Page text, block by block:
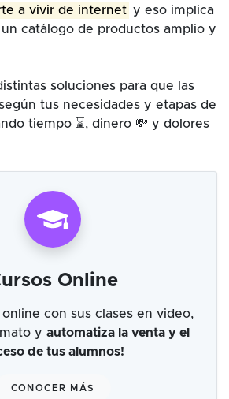
a vivir de internet y eso implica
catálogo de productos amplio y
soluciones para que las
tus necesidades y etapas de
tiempo ⌛, dinero 💸 y dolores
Online
con sus clases en video,
y automatiza la venta y el
de tus alumnos!
CONOCER MÁS